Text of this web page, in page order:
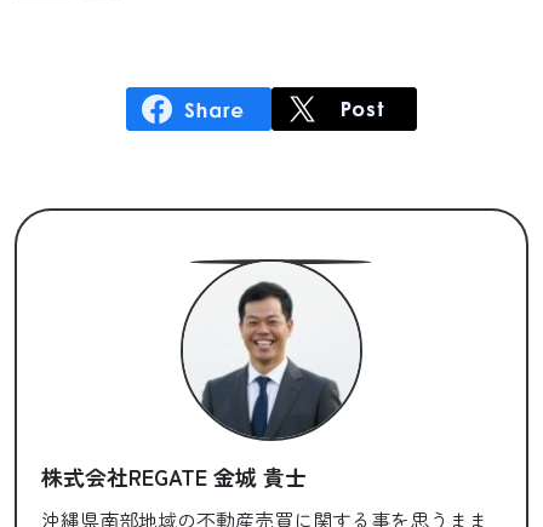
株式会社REGATE 金城 貴士
沖縄県南部地域の不動産売買に関する事を思うまま